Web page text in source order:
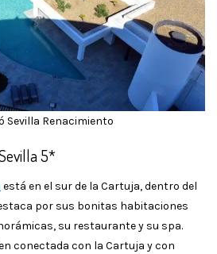
Sevilla Renacimiento
5*
está en el sur de la Cartuja, dentro del
por sus bonitas habitaciones
su restaurante y su spa.
conectada con la Cartuja y con